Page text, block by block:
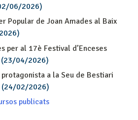
06/2026)
Popular de Joan Amades al Baix
per al 17è Festival d’Enceses
(23/04/2026)
a la Seu de Bestiari
(24/02/2026)
publicats